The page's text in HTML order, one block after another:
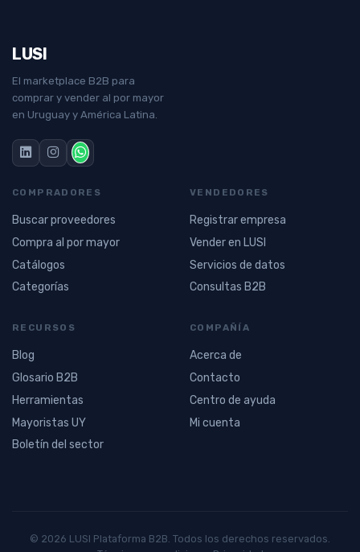
LUSI
El marketplace B2B para
comprar y vender al por mayor
en Uruguay y América Latina.
COMPRADORES
Buscar proveedores
Compra al por mayor
Catálogos
Categorías
VENDEDORES
Registrar empresa
Vender en LUSI
Servicios de datos
Consultas B2B
RECURSOS
Blog
Glosario B2B
Herramientas
Mayoristas UY
Boletín del sector
COMPAÑÍA
Acerca de
Contacto
Centro de ayuda
Mi cuenta
© 2026 LUSI Plataforma B2B. Todos los derechos reservados.